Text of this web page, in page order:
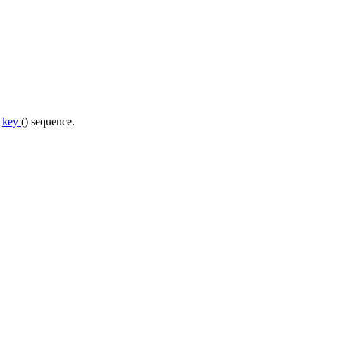
key () sequence.